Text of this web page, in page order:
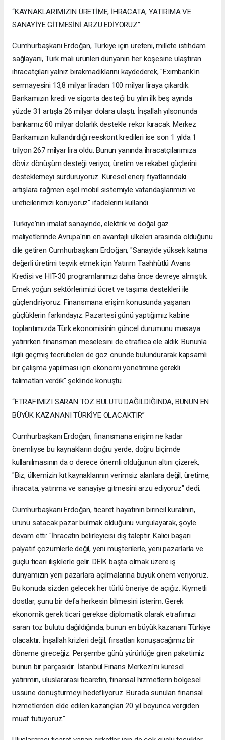
“KAYNAKLARIMIZIN ÜRETİME, İHRACATA, YATIRIMA VE
SANAYİYE GİTMESİNİ ARZU EDİYORUZ”
Cumhurbaşkanı Erdoğan, Türkiye için üreteni, millete istihdam
sağlayanı, Türk malı ürünleri dünyanın her köşesine ulaştıran
ihracatçıları yalnız bırakmadıklarını kaydederek, "Eximbank'ın
sermayesini 13,8 milyar liradan 100 milyar liraya çıkardık.
Bankamızın kredi ve sigorta desteği bu yılın ilk beş ayında
yüzde 31 artışla 26 milyar dolara ulaştı. İnşallah yılsonunda
bankamız 60 milyar dolarlık destekle rekor kıracak. Merkez
Bankamızın kullandırdığı reeskont kredileri ise son 1 yılda 1
trilyon 267 milyar lira oldu. Bunun yanında ihracatçılarımıza
döviz dönüşüm desteği veriyor, üretim ve rekabet güçlerini
desteklemeyi sürdürüyoruz. Küresel enerji fiyatlarındaki
artışlara rağmen eşel mobil sistemiyle vatandaşlarımızı ve
üreticilerimizi koruyoruz" ifadelerini kullandı.
Türkiye'nin imalat sanayinde, elektrik ve doğal gaz
maliyetlerinde Avrupa'nın en avantajlı ülkeleri arasında olduğunu
dile getiren Cumhurbaşkanı Erdoğan, "Sanayide yüksek katma
değerli üretimi teşvik etmek için Yatırım Taahhütlü Avans
Kredisi ve HIT-30 programlarımızı daha önce devreye almıştık.
Emek yoğun sektörlerimizi ücret ve taşıma destekleri ile
güçlendiriyoruz. Finansmana erişim konusunda yaşanan
güçlüklerin farkındayız. Pazartesi günü yaptığımız kabine
toplantımızda Türk ekonomisinin güncel durumunu masaya
yatırırken finansman meselesini de etraflıca ele aldık. Bununla
ilgili geçmiş tecrübeleri de göz önünde bulundurarak kapsamlı
bir çalışma yapılması için ekonomi yönetimine gerekli
talimatları verdik" şeklinde konuştu.
“ETRAFIMIZI SARAN TOZ BULUTU DAĞILDIĞINDA, BUNUN EN
BÜYÜK KAZANANI TÜRKİYE OLACAKTIR”
Cumhurbaşkanı Erdoğan, finansmana erişim ne kadar
önemliyse bu kaynakların doğru yerde, doğru biçimde
kullanılmasının da o derece önemli olduğunun altını çizerek,
"Biz, ülkemizin kıt kaynaklarının verimsiz alanlara değil, üretime,
ihracata, yatırıma ve sanayiye gitmesini arzu ediyoruz" dedi.
Cumhurbaşkanı Erdoğan, ticaret hayatının birincil kuralının,
ürünü satacak pazar bulmak olduğunu vurgulayarak, şöyle
devam etti: "İhracatın belirleyicisi dış taleptir. Kalıcı başarı
palyatif çözümlerle değil, yeni müşterilerle, yeni pazarlarla ve
güçlü ticari ilişkilerle gelir. DEİK başta olmak üzere iş
dünyamızın yeni pazarlara açılmalarına büyük önem veriyoruz.
Bu konuda sizden gelecek her türlü öneriye de açığız. Kıymetli
dostlar, şunu bir defa herkesin bilmesini isterim. Gerek
ekonomik gerek ticari gerekse diplomatik olarak etrafımızı
saran toz bulutu dağıldığında, bunun en büyük kazananı Türkiye
olacaktır. İnşallah krizleri değil, fırsatları konuşacağımız bir
döneme gireceğiz. Perşembe günü yürürlüğe giren paketimiz
bunun bir parçasıdır. İstanbul Finans Merkezi'ni küresel
yatırımın, uluslararası ticaretin, finansal hizmetlerin bölgesel
üssüne dönüştürmeyi hedefliyoruz. Burada sunulan finansal
hizmetlerden elde edilen kazançları 20 yıl boyunca vergiden
muaf tutuyoruz."